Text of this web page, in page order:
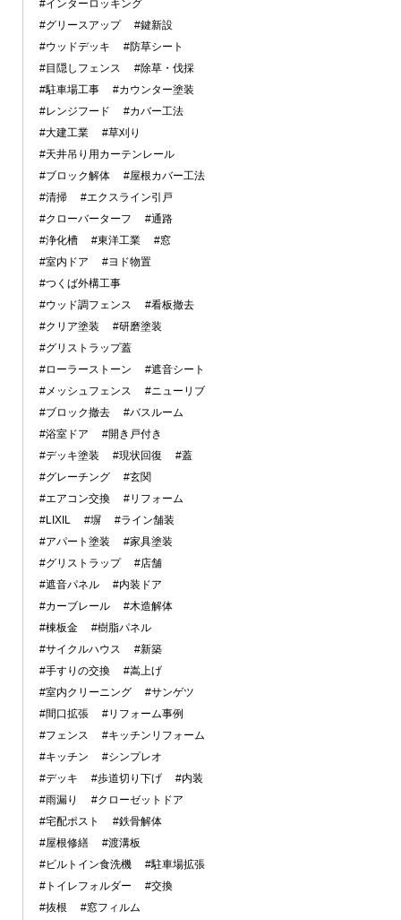
#インターロッキング
#グリースアップ
#鍵新設
#ウッドデッキ
#防草シート
#目隠しフェンス
#除草・伐採
#駐車場工事
#カウンター塗装
#レンジフード
#カバー工法
#大建工業
#草刈り
#天井吊り用カーテンレール
#ブロック解体
#屋根カバー工法
#清掃
#エクスライン引戸
#クローバーターフ
#通路
#浄化槽
#東洋工業
#窓
#室内ドア
#ヨド物置
#つくば外構工事
#ウッド調フェンス
#看板撤去
#クリア塗装
#研磨塗装
#グリストラップ蓋
#ローラーストーン
#遮音シート
#メッシュフェンス
#ニューリブ
#ブロック撤去
#バスルーム
#浴室ドア
#開き戸付き
#デッキ塗装
#現状回復
#蓋
#グレーチング
#玄関
#エアコン交換
#リフォーム
#LIXIL
#塀
#ライン舗装
#アパート塗装
#家具塗装
#グリストラップ
#店舗
#遮音パネル
#内装ドア
#カーブレール
#木造解体
#棟板金
#樹脂パネル
#サイクルハウス
#新築
#手すりの交換
#嵩上げ
#室内クリーニング
#サンゲツ
#間口拡張
#リフォーム事例
#フェンス
#キッチンリフォーム
#キッチン
#シンプレオ
#デッキ
#歩道切り下げ
#内装
#雨漏り
#クローゼットドア
#宅配ポスト
#鉄骨解体
#屋根修繕
#渡溝板
#ビルトイン食洗機
#駐車場拡張
#トイレフォルダー
#交換
#抜根
#窓フィルム